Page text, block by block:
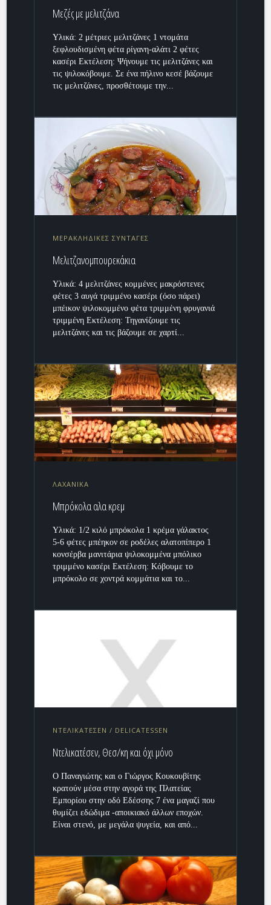
Μεζές με μελιτζάνα
Υλικά: 2 μέτριες μελιτζάνες 1 ντομάτα
ξεφλουδισμένη φέτα ρίγανη-αλάτι 2 φέτες
κασέρι Εκτέλεση: Ψήνουμε τις μελιτζάνες και
τις ψιλοκόβουμε. Σε ένα πήλινο κεσέ βάζουμε
τις μελιτζάνες, προσθέτουμε την...
ΜΕΡΑΚΛΗΔΙΚΕΣ ΣΥΝΤΑΓΕΣ
Μελιτζανομπουρεκάκια
Υλικά: 4 μελιτζάνες κομμένες μακρόστενες
φέτες 3 αυγά τριμμένο κασέρι (όσο πάρει)
μπέικον ψιλοκομμένο φέτα τριμμένη φρυγανιά
τριμμένη Εκτέλεση: Τηγανίζουμε τις
μελιτζάνες και τις βάζουμε σε χαρτί...
ΛΑΧΑΝΙΚΑ
Μπρόκολα αλα κρεμ
Υλικά: 1/2 κιλό μπρόκολα 1 κρέμα γάλακτος
5-6 φέτες μπέηκον σε ροδέλες αλατοπίπερο 1
κονσέρβα μανιτάρια ψιλοκομμένα μπόλικο
τριμμένο κασέρι Εκτέλεση: Κόβουμε το
μπρόκολο σε χοντρά κομμάτια και το...
ΝΤΕΛΙΚΑΤΕΣΕΝ / DELICATESSEN
Ντελικατέσεν, Θεσ/κη και όχι μόνο
Ο Παναγιώτης και ο Γιώργος Κουκουβίτης
κρατούν μέσα στην αγορά της Πλατείας
Εμπορίου στην οδό Εδέσσης 7 ένα μαγαζί που
θυμίζει εδώδιμα -αποικιακό άλλων εποχών.
Είναι στενό, με μεγάλα ψυγεία, και από...